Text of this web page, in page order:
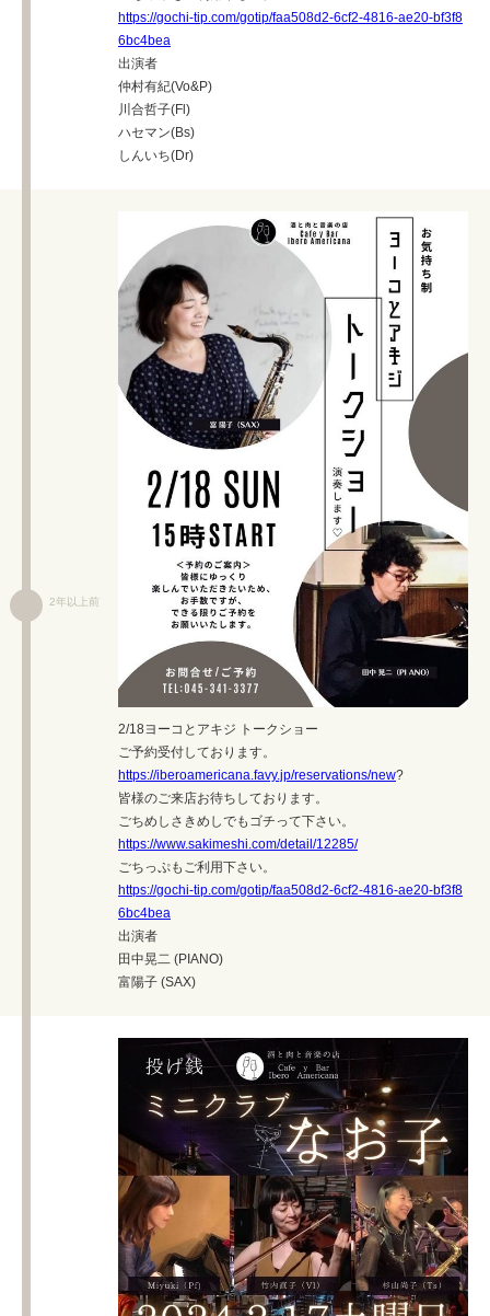
https://gochi-tip.com/gotip/faa508d2-6cf2-4816-ae20-bf3f8
6bc4bea
出演者
仲村有紀(Vo&P)
川合哲子(Fl)
ハセマン(Bs)
しんいち(Dr)
2年以上前
2/18ヨーコとアキジ トークショー
ご予約受付しております。
https://iberoamericana.favy.jp/reservations/new?
皆様のご来店お待ちしております。
ごちめしさきめしでもゴチって下さい。
https://www.sakimeshi.com/detail/12285/
ごちっぷもご利用下さい。
https://gochi-tip.com/gotip/faa508d2-6cf2-4816-ae20-bf3f8
6bc4bea
出演者
田中晃二 (PIANO)
富陽子 (SAX)